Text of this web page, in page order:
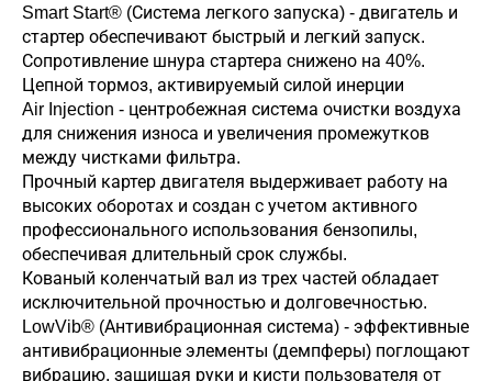
Smart Start® (Система легкого запуска) - двигатель и
стартер обеспечивают быстрый и легкий запуск.
Сопротивление шнура стартера снижено на 40%.
Цепной тормоз, активируемый силой инерции
Air Injection - центробежная система очистки воздуха
для снижения износа и увеличения промежутков
между чистками фильтра.
Прочный картер двигателя выдерживает работу на
высоких оборотах и создан с учетом активного
профессионального использования бензопилы,
обеспечивая длительный срок службы.
Кованый коленчатый вал из трех частей обладает
исключительной прочностью и долговечностью.
LowVib® (Антивибрационная система) - эффективные
антивибрационные элементы (демпферы) поглощают
вибрацию, защищая руки и кисти пользователя от